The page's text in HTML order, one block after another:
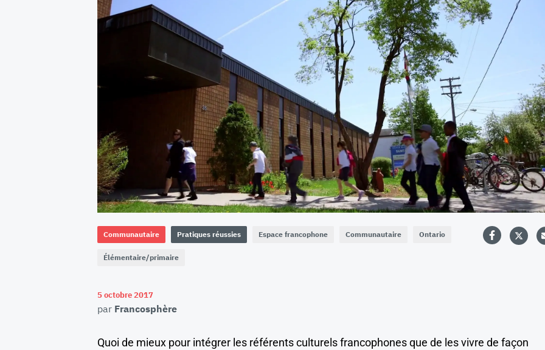
Communautaire Pratiques réussies Espace francophone Communautaire Ontario
Élémentaire/primaire
5 octobre 2017
par Francosphère
Quoi de mieux pour intégrer les référents culturels francophones que de les vivre de façon